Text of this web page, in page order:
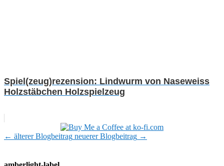
Spiel(zeug)rezension: Lindwurm von Naseweiss
Holzstäbchen Holzspielzeug
← älterer Blogbeitrag neuerer Blogbeitrag →